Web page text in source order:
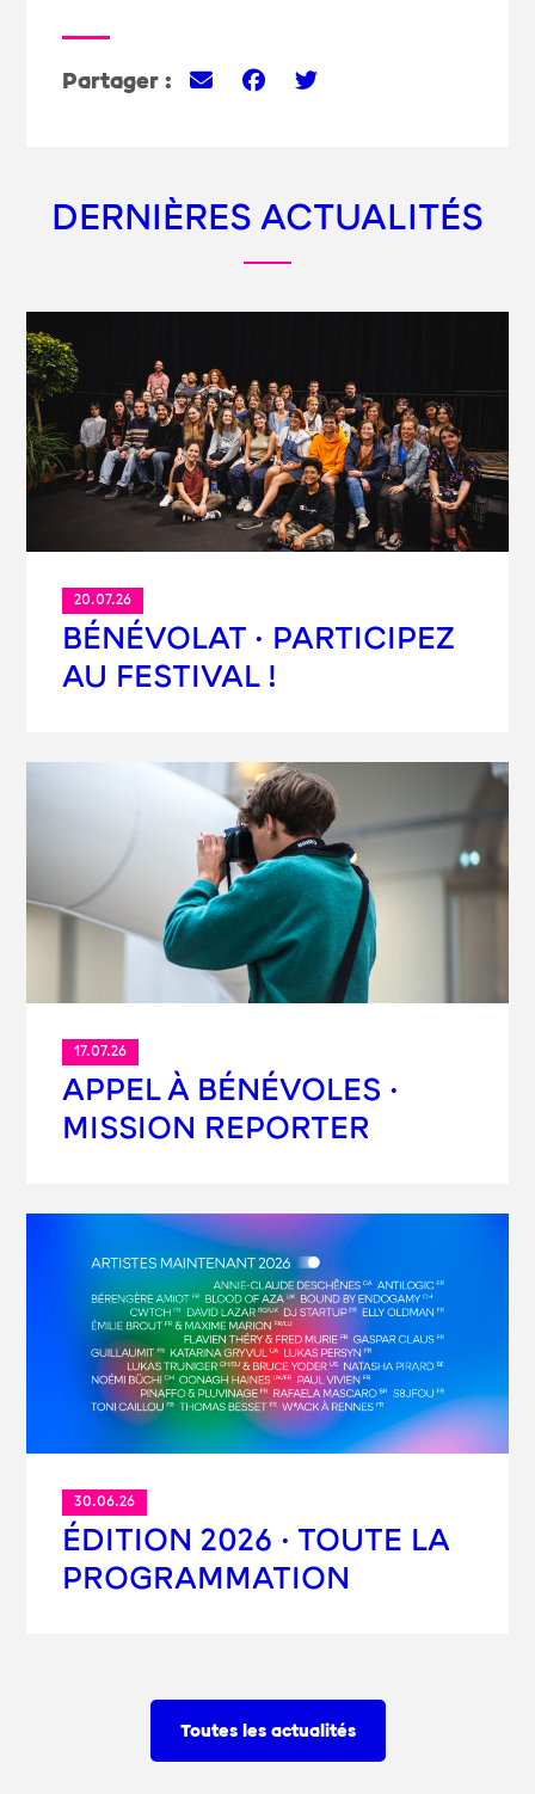
Partager :
DERNIÈRES ACTUALITÉS
20.07.26
BÉNÉVOLAT · PARTICIPEZ
AU FESTIVAL !
17.07.26
APPEL À BÉNÉVOLES ·
MISSION REPORTER
30.06.26
ÉDITION 2026 · TOUTE LA
PROGRAMMATION
Toutes les actualités